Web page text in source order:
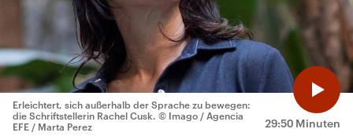
29:50 Minuten
Erleichtert, sich außerhalb der Sprache zu bewegen:
die Schriftstellerin Rachel Cusk. © Imago / Agencia
EFE / Marta Perez